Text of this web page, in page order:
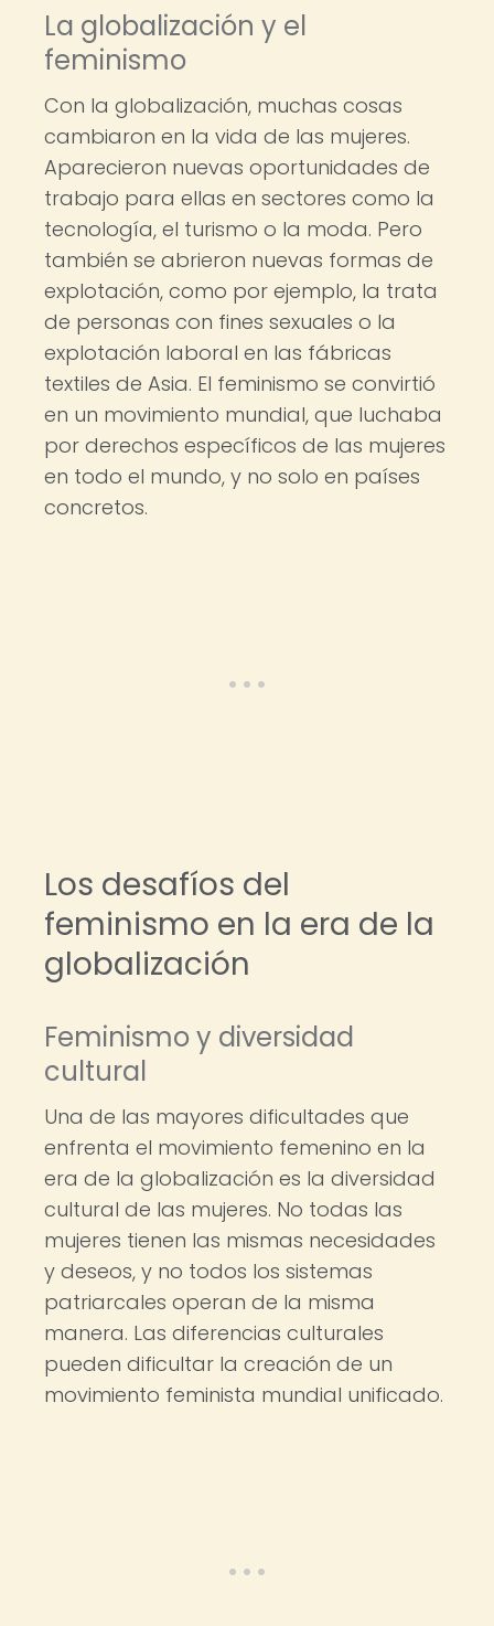
La globalización y el
feminismo
Con la globalización, muchas cosas
cambiaron en la vida de las mujeres.
Aparecieron nuevas oportunidades de
trabajo para ellas en sectores como la
tecnología, el turismo o la moda. Pero
también se abrieron nuevas formas de
explotación, como por ejemplo, la trata
de personas con fines sexuales o la
explotación laboral en las fábricas
textiles de Asia. El feminismo se convirtió
en un movimiento mundial, que luchaba
por derechos específicos de las mujeres
en todo el mundo, y no solo en países
concretos.
Los desafíos del
feminismo en la era de la
globalización
Feminismo y diversidad
cultural
Una de las mayores dificultades que
enfrenta el movimiento femenino en la
era de la globalización es la diversidad
cultural de las mujeres. No todas las
mujeres tienen las mismas necesidades
y deseos, y no todos los sistemas
patriarcales operan de la misma
manera. Las diferencias culturales
pueden dificultar la creación de un
movimiento feminista mundial unificado.